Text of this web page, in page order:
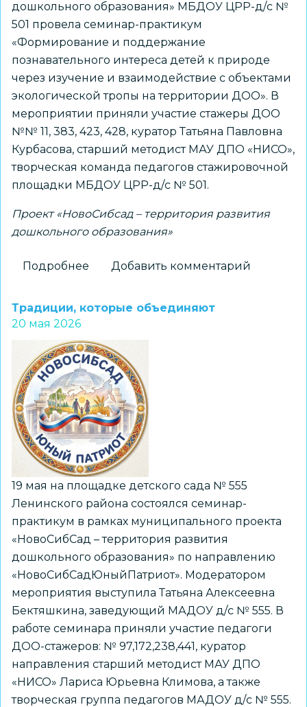
дошкольного образования» МБДОУ ЦРР-д/с №
501 провела семинар-практикум
«Формирование и поддержание
познавательного интереса детей к природе
через изучение и взаимодействие с объектами
экологической тропы на территории ДОО». В
мероприятии приняли участие стажеры ДОО
№№ 11, 383, 423, 428, куратор Татьяна Павловна
Курбасова, старший методист МАУ ДПО «НИСО»,
творческая команда педагогов стажировочной
площадки МБДОУ ЦРР-д/с № 501.
Проект «НовоСибсад – территория развития
дошкольного образования»
Подробнее
экспериментально-
деятельности
в
ДОО
в
летний
период
обсудили
педагоги
стажировочной
площадки
«Юный
исследователь»
Добавить комментарий
Традиции, которые объединяют
20 мая 2026
19 мая на площадке детского сада № 555
Ленинского района состоялся семинар-
практикум в рамках муниципального проекта
«НовоСибСад – территория развития
дошкольного образования» по направлению
«НовоСибСадЮныйПатриот». Модератором
мероприятия выступила Татьяна Алексеевна
Бектяшкина, заведующий МАДОУ д/с № 555. В
работе семинара приняли участие педагоги
ДОО-стажеров: № 97,172,238,441, куратор
направления старший методист МАУ ДПО
«НИСО» Лариса Юрьевна Климова, а также
творческая группа педагогов МАДОУ д/с № 555.